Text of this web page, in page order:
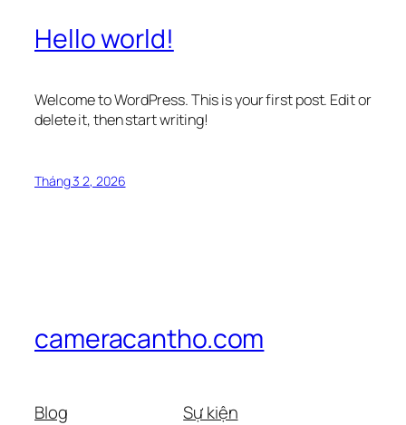
Hello world!
Welcome to WordPress. This is your first post. Edit or
delete it, then start writing!
Tháng 3 2, 2026
cameracantho.com
Blog
Sự kiện